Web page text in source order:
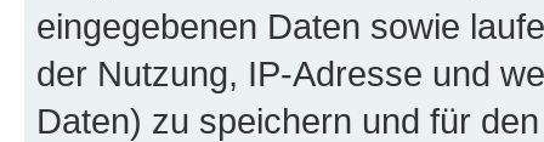
eingegebenen Daten sowie
der Nutzung, IP-Adresse und
Daten) zu speichern und für